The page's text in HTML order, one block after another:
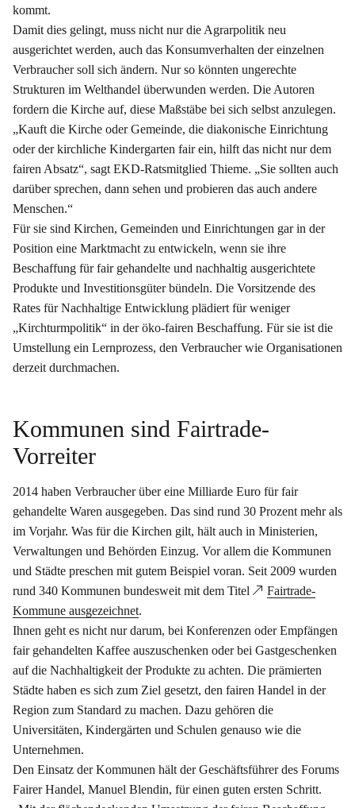
kommt.
Damit dies gelingt, muss nicht nur die Agrarpolitik neu
ausgerichtet werden, auch das Konsumverhalten der einzelnen
Verbraucher soll sich ändern. Nur so könnten ungerechte
Strukturen im Welthandel überwunden werden. Die Autoren
fordern die Kirche auf, diese Maßstäbe bei sich selbst anzulegen.
„Kauft die Kirche oder Gemeinde, die diakonische Einrichtung
oder der kirchliche Kindergarten fair ein, hilft das nicht nur dem
fairen Absatz“, sagt EKD-Ratsmitglied Thieme. „Sie sollten auch
darüber sprechen, dann sehen und probieren das auch andere
Menschen.“
Für sie sind Kirchen, Gemeinden und Einrichtungen gar in der
Position eine Marktmacht zu entwickeln, wenn sie ihre
Beschaffung für fair gehandelte und nachhaltig ausgerichtete
Produkte und Investitionsgüter bündeln. Die Vorsitzende des
Rates für Nachhaltige Entwicklung plädiert für weniger
„Kirchturmpolitik“ in der öko-fairen Beschaffung. Für sie ist die
Umstellung ein Lernprozess, den Verbraucher wie Organisationen
derzeit durchmachen.
Kommunen sind Fairtrade-
Vorreiter
2014 haben Verbraucher über eine Milliarde Euro für fair
gehandelte Waren ausgegeben. Das sind rund 30 Prozent mehr als
im Vorjahr. Was für die Kirchen gilt, hält auch in Ministerien,
Verwaltungen und Behörden Einzug. Vor allem die Kommunen
und Städte preschen mit gutem Beispiel voran. Seit 2009 wurden
rund 340 Kommunen bundesweit mit dem Titel
Fairtrade-
Kommune ausgezeichnet.
Ihnen geht es nicht nur darum, bei Konferenzen oder Empfängen
fair gehandelten Kaffee auszuschenken oder bei Gastgeschenken
auf die Nachhaltigkeit der Produkte zu achten. Die prämierten
Städte haben es sich zum Ziel gesetzt, den fairen Handel in der
Region zum Standard zu machen. Dazu gehören die
Universitäten, Kindergärten und Schulen genauso wie die
Unternehmen.
Den Einsatz der Kommunen hält der Geschäftsführer des Forums
Fairer Handel, Manuel Blendin, für einen guten ersten Schritt.